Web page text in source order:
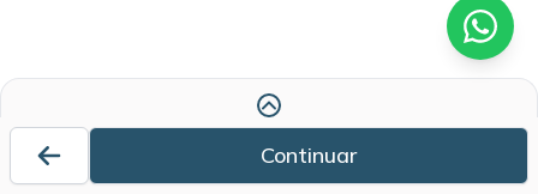
Atención inmediata
Te contactaremos con el primer profesional disponible.
Continuar